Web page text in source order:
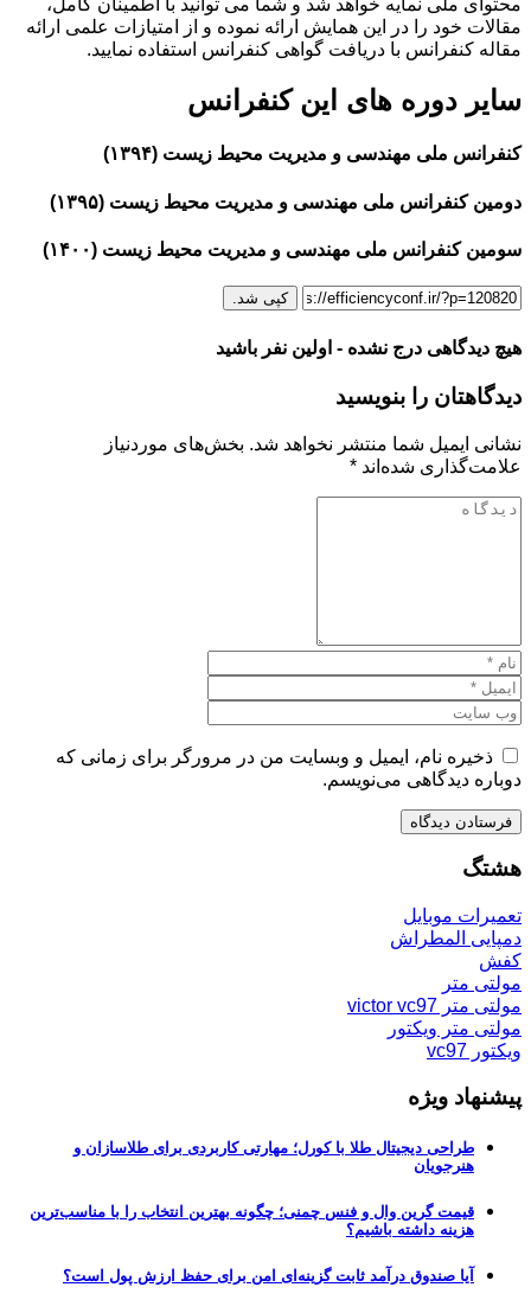
محتوای ملی نمایه خواهد شد و شما می توانید با اطمینان کامل،
مقالات خود را در این همایش ارائه نموده و از امتیازات علمی ارائه
مقاله کنفرانس با دریافت گواهی کنفرانس استفاده نمایید.
سایر دوره های این کنفرانس
کنفرانس ملی مهندسی و مدیریت محیط زیست (۱۳۹۴)
دومین کنفرانس ملی مهندسی و مدیریت محیط‌ زیست (۱۳۹۵)
سومین کنفرانس ملی مهندسی و مدیریت محیط زیست (۱۴۰۰)
کپی شد.
هیچ دیدگاهی درج نشده - اولین نفر باشید
دیدگاهتان را بنویسید
نشانی ایمیل شما منتشر نخواهد شد. بخش‌های موردنیاز
علامت‌گذاری شده‌اند *
ذخیره نام، ایمیل و وبسایت من در مرورگر برای زمانی که
دوباره دیدگاهی می‌نویسم.
هشتگ
تعمیرات موبایل
دمپایی المطراش
کفش
مولتی متر
مولتی متر victor vc97
مولتی متر ویکتور
ویکتور vc97
پیشنهاد ویژه
طراحی دیجیتال طلا با کورل؛ مهارتی کاربردی برای طلاسازان و
هنرجویان
قیمت گرین وال و فنس چمنی؛ چگونه بهترین انتخاب را با مناسب‌ترین
هزینه داشته باشیم؟
آیا صندوق درآمد ثابت گزینه‌ای امن برای حفظ ارزش پول است؟